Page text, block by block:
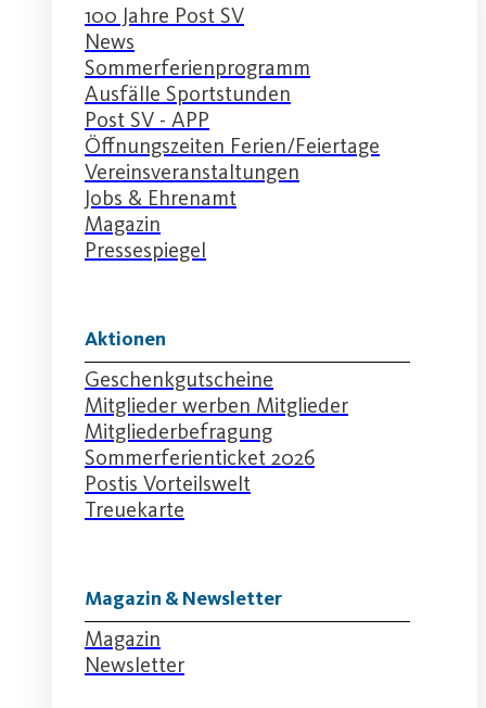
100 Jahre Post SV
News
Sommerferienprogramm
Ausfälle Sportstunden
Post SV - APP
Öffnungszeiten Ferien/Feiertage
Vereinsveranstaltungen
Jobs & Ehrenamt
Magazin
Pressespiegel
Aktionen
Geschenkgutscheine
Mitglieder werben Mitglieder
Mitgliederbefragung
Sommerferienticket 2026
Postis Vorteilswelt
Treuekarte
Magazin & Newsletter
Magazin
Newsletter